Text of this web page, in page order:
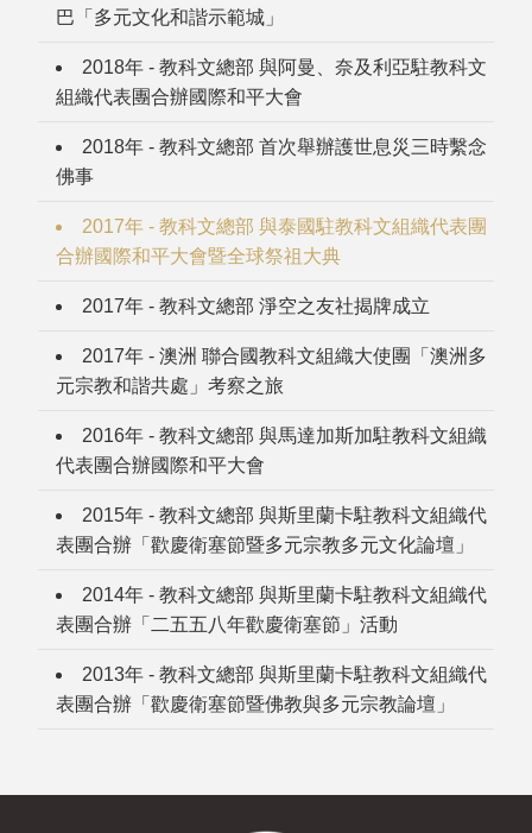
巴「多元文化和諧示範城」
2018年 - 教科文總部 與阿曼、奈及利亞駐教科文
組織代表團合辦國際和平大會
2018年 - 教科文總部 首次舉辦護世息災三時繫念
佛事
2017年 - 教科文總部 與泰國駐教科文組織代表團
合辦國際和平大會暨全球祭祖大典
2017年 - 教科文總部 淨空之友社揭牌成立
2017年 - 澳洲 聯合國教科文組織大使團「澳洲多
元宗教和諧共處」考察之旅
2016年 - 教科文總部 與馬達加斯加駐教科文組織
代表團合辦國際和平大會
2015年 - 教科文總部 與斯里蘭卡駐教科文組織代
表團合辦「歡慶衛塞節暨多元宗教多元文化論壇」
2014年 - 教科文總部 與斯里蘭卡駐教科文組織代
表團合辦「二五五八年歡慶衛塞節」活動
2013年 - 教科文總部 與斯里蘭卡駐教科文組織代
表團合辦「歡慶衛塞節暨佛教與多元宗教論壇」